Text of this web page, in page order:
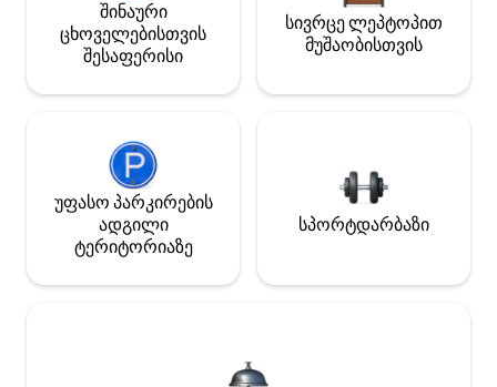
შინაური
ცხოველებისთვის
შესაფერისი
სივრცე ლეპტოპით
მუშაობისთვის
უფასო პარკირების
ადგილი
ტერიტორიაზე
სპორტდარბაზი